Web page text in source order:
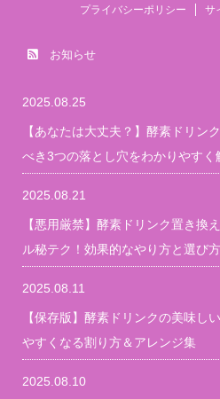
プライバシーポリシー サ
お知らせ
2025.08.25
【あなたは大丈夫？】酵素ドリン
べき3つの落とし穴をわかりやすく
2025.08.21
【悪用厳禁】酵素ドリンク置き換
ル秘テク！効果的なやり方と選び
2025.08.11
【保存版】酵素ドリンクの美味し
やすくなる割り方＆アレンジ集
2025.08.10